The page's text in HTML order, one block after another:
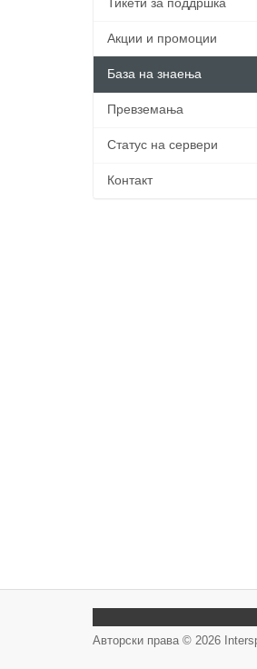
Тикети за поддршка
Акции и промоции
База на знаења
Превземања
Статус на сервери
Контакт
Авторски права © 2026